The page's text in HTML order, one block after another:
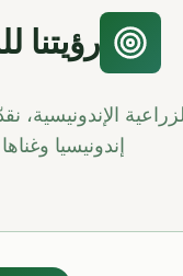
رؤيتنا
إندونيسيا